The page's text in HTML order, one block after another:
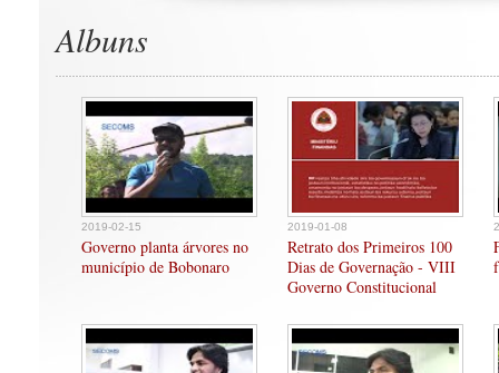
Albuns
2019-02-15
Governo planta árvores no
município de Bobonaro
2019-01-08
Retrato dos Primeiros 100
Dias de Governação - VIII
Governo Constitucional